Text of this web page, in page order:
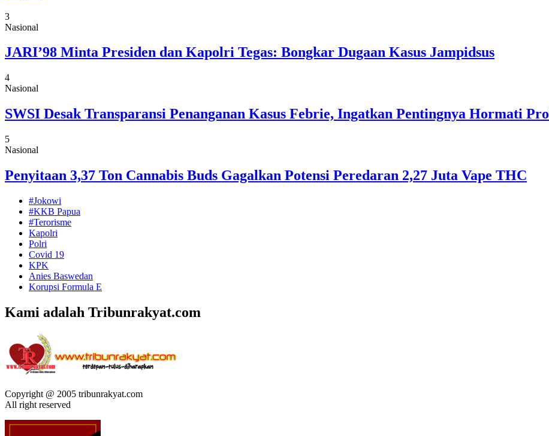
3
Nasional
JARI’98 Minta Presiden dan Kapolri Tegas: Bongkar Dugaan Kasus Jampidsus
4
Nasional
SWSI Desak Transparansi Penanganan Kasus Febrie, Ingatkan Pentingnya Hormati
5
Nasional
Penyitaan 3,37 Ton Cannabis Buds Gagalkan Potensi Peredaran 2,27 Juta Vape THC
#Jokowi
#KKB Papua
#Terorisme
Kapolri
Polri
Covid 19
KPK
Anies Baswedan
Korupsi Formula E
Kami adalah Tribunrakyat.com
Copyright @ 2005 tribunrakyat.com
All right reserved